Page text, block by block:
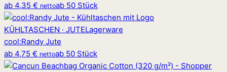
ab 4,35 € nettoab 50 Stück
KÜHLTASCHEN · JUTELagerware
cool:Randy Jute
ab 4,75 € nettoab 50 Stück